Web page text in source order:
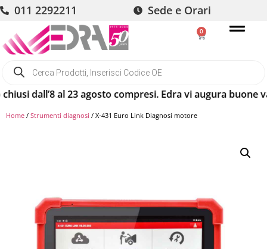
011 2292211 Sede e Orari
0
dall’8 al 23 agosto compresi. Edra vi augura buone
Home / Strumenti diagnosi / X-431 Euro Link Diagnosi motore